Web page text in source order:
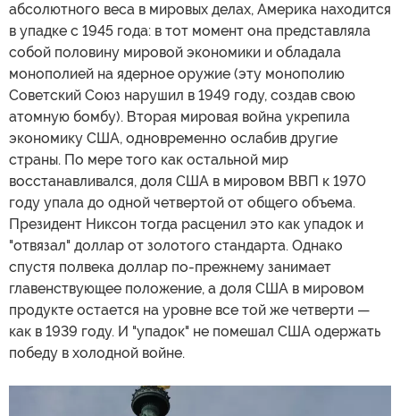
абсолютного веса в мировых делах, Америка находится
в упадке с 1945 года: в тот момент она представляла
собой половину мировой экономики и обладала
монополией на ядерное оружие (эту монополию
Советский Союз нарушил в 1949 году, создав свою
атомную бомбу). Вторая мировая война укрепила
экономику США, одновременно ослабив другие
страны. По мере того как остальной мир
восстанавливался, доля США в мировом ВВП к 1970
году упала до одной четвертой от общего объема.
Президент Никсон тогда расценил это как упадок и
"отвязал" доллар от золотого стандарта. Однако
спустя полвека доллар по-прежнему занимает
главенствующее положение, а доля США в мировом
продукте остается на уровне все той же четверти —
как в 1939 году. И "упадок" не помешал США одержать
победу в холодной войне.